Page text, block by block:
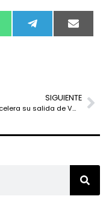
TelegramEmail
SIGUIENTE
Tesco acelera su salida de VMware: migrar ya no es una opción marginal